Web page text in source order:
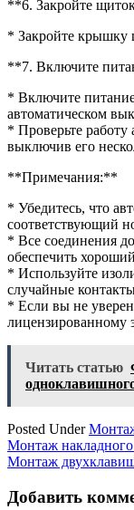
**6. Закройте
* Закройте крышку
**7. Включите
* Включите
автоматическом
* Проверьте
выключив его
**Примечания:**
* Убедитесь, что
соответствующий
* Все соединения
обеспечить
* Используйте
случайные
* Если вы не
лицензированному
Читать статью
Posted Under
Навигация
по
записям
Монтаж
Монтаж
Добавить